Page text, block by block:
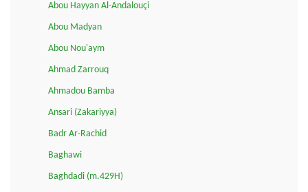
Abou Hayyan Al-Andalouçi
Abou Madyan
Abou Nou'aym
Ahmad Zarrouq
Ahmadou Bamba
Ansari (Zakariyya)
Badr Ar-Rachid
Baghawi
Baghdadi (m.429H)